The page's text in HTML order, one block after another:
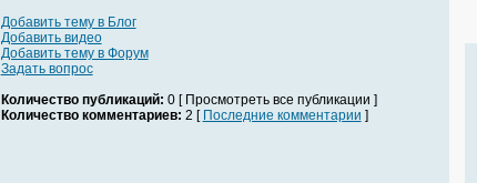
Добавить тему в Блог
Добавить видео
Добавить тему в Форум
Задать вопрос
Количество публикаций: 0 [ Просмотреть все публикации ]
Количество комментариев: 2 [ Последние комментарии ]